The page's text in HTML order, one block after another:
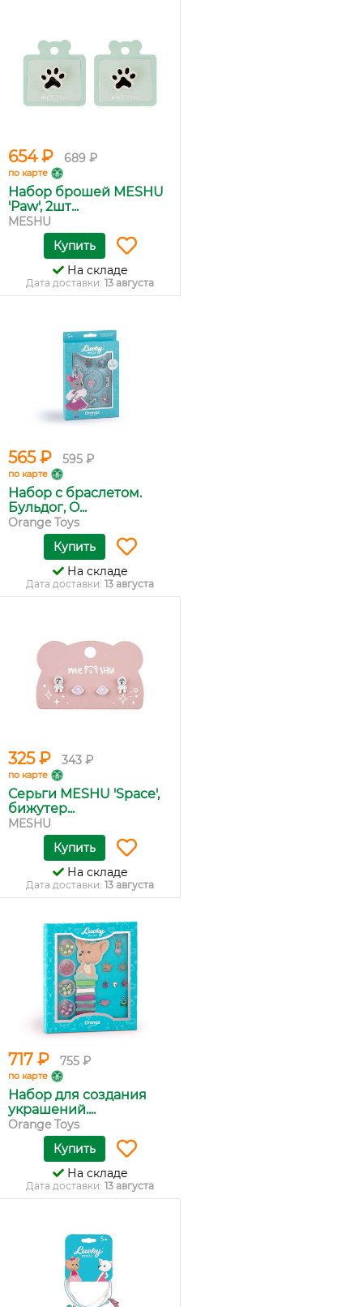
654 ₽ 689 ₽
по карте
Набор брошей MESHU
'Paw', 2шт...
MESHU
Купить
На складе
Дата доставки: 13 августа
565 ₽ 595 ₽
по карте
Набор с браслетом.
Бульдог, O...
Orange Toys
Купить
На складе
Дата доставки: 13 августа
325 ₽ 343 ₽
по карте
Серьги MESHU 'Space',
бижутер...
MESHU
Купить
На складе
Дата доставки: 13 августа
717 ₽ 755 ₽
по карте
Набор для создания
украшений....
Orange Toys
Купить
На складе
Дата доставки: 13 августа